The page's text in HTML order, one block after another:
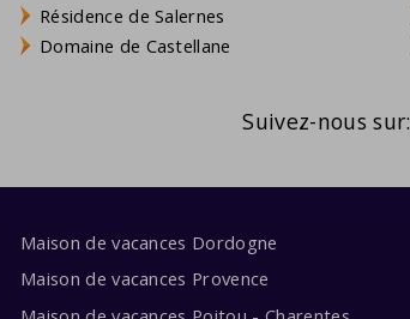
Résidence de Salernes
Domaine de Castellane
Suivez-nous sur:
Maison de vacances Dordogne
Maison de vacances Provence